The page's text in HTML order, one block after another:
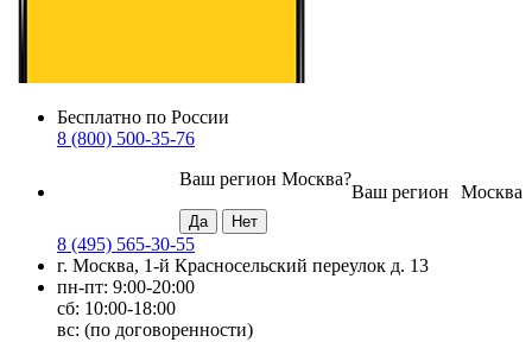
Бесплатно по России
8 (800) 500-35-76
Москва
Ваш регион
Ваш регион Москва?
8 (495) 565-30-55
г. Москва, 1-й Красносельский переулок д. 13
пн-пт: 9:00-20:00
сб: 10:00-18:00
вс: (по договоренности)